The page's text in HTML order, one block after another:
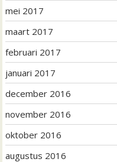
mei 2017
maart 2017
februari 2017
januari 2017
december 2016
november 2016
oktober 2016
augustus 2016